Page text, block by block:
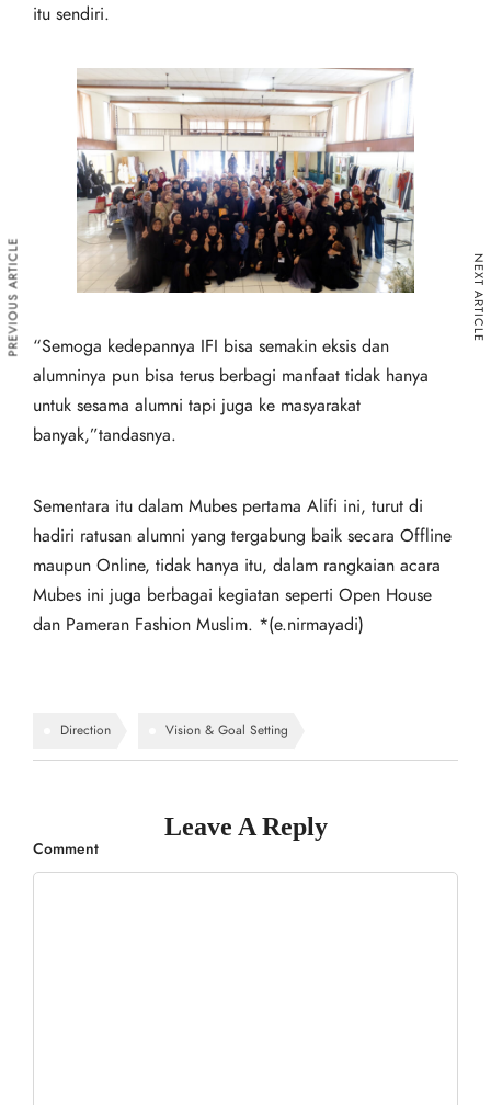
itu sendiri.
“Semoga kedepannya IFI bisa semakin eksis dan
alumninya pun bisa terus berbagi manfaat tidak hanya
untuk sesama alumni tapi juga ke masyarakat
banyak,”tandasnya.
Sementara itu dalam Mubes pertama Alifi ini, turut di
hadiri ratusan alumni yang tergabung baik secara Offline
maupun Online, tidak hanya itu, dalam rangkaian acara
Mubes ini juga berbagai kegiatan seperti Open House
dan Pameran Fashion Muslim. *(e.nirmayadi)
Direction Vision & Goal Setting
Leave A Reply
Comment
PREVIOUS ARTICLE NEXT ARTICLE